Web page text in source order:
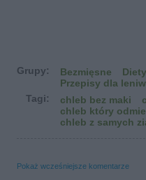
Grupy: Bezmięsne Diety
Przepisy dla
Tagi:
chleb bez maki
chleb który
chleb z samych
Pokaż wcześniejsze komentarze